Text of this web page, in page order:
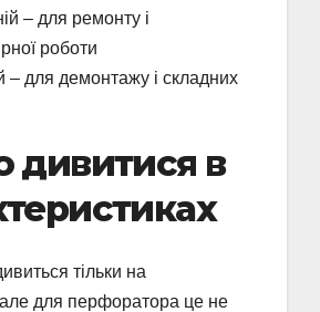
– для ремонту і
роботи
– для демонтажу і складних
дивитися в
тільки на
але для перфоратора це не